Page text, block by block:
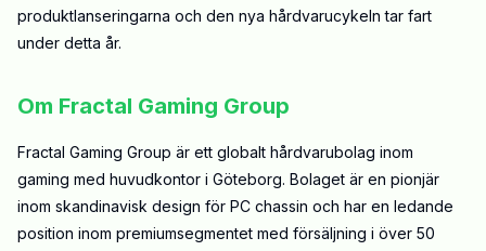
produktlanseringarna och den nya hårdvarucykeln tar fart
under detta år.
Om Fractal Gaming Group
Fractal Gaming Group är ett globalt hårdvarubolag inom
gaming med huvudkontor i Göteborg. Bolaget är en pionjär
inom skandinavisk design för PC chassin och har en ledande
position inom premiumsegmentet med försäljning i över 50